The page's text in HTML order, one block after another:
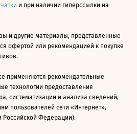
и при наличии гиперссылки на
и другие материалы, представленные
офертой или рекомендацией к покупке
применяются рекомендательные
технологии предоставления
систематизации и анализа сведений,
пользователей сети «Интернет»,
Российской Федерации).